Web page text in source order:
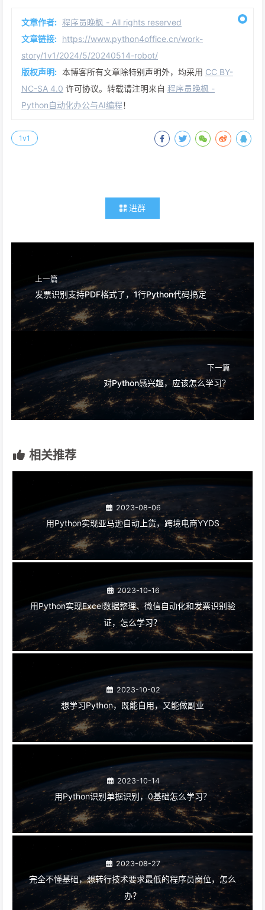
文章作者: 程序员晚枫 - All rights reserved
文章链接: https://www.python4office.cn/work-
story/1v1/2024/5/20240514-robot/
版权声明: 本博客所有文章除特别声明外，均采用 CC BY-
NC-SA 4.0 许可协议。转载请注明来自 程序员晚枫 -
Python自动化办公与AI编程！
1v1
进群
上一篇
发票识别支持PDF格式了，1行Python代码搞定
下一篇
对Python感兴趣，应该怎么学习？
相关推荐
2023-08-06
用Python实现亚马逊自动上货，跨境电商YYDS
2023-10-16
用Python实现Excel数据整理、微信自动化和发票识别验
证，怎么学习？
2023-10-02
想学习Python，既能自用，又能做副业
2023-10-14
用Python识别单据识别，0基础怎么学习？
2023-08-27
完全不懂基础，想转行技术要求最低的程序员岗位，怎么
办？